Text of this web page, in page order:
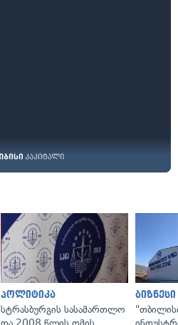
პოლიტიკა
სტრასბურგის სასამართლო
ბიზნესი